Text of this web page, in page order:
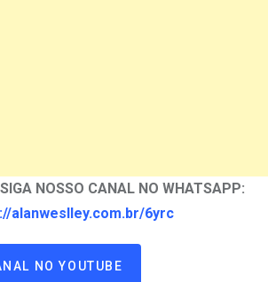
NOSSO CANAL NO WHATSAPP:
alanweslley.com.br/6yrc
NO YOUTUBE